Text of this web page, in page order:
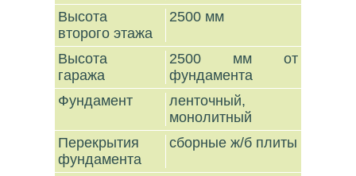
Высота
второго этажа
2500 мм
Высота
гаража
2500 мм от
фундамента
Фундамент
ленточный,
монолитный
Перекрытия
фундамента
сборные ж/б плиты